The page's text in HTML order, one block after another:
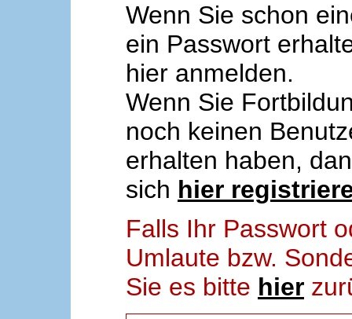
Wenn Sie schon
ein Passwort
hier anmelden.
Wenn Sie
noch keinen
erhalten haben,
sich hier
Falls Ihr Passwort
Umlaute bzw.
Sie es bitte hier